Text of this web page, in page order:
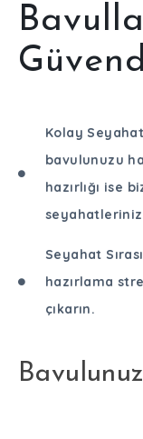
Kolay
bavulunuzu
hazırlığı ise
Seyahat
hazırlama
çıkarın.